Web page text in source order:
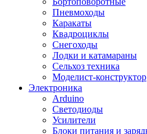
Пневмоходы
Каракаты
Квадроциклы
Снегоходы
Лодки и катамараны
Сельхоз техника
Моделист-конструктор
Электроника
Arduino
Светодиоды
Усилители
Блоки питания и